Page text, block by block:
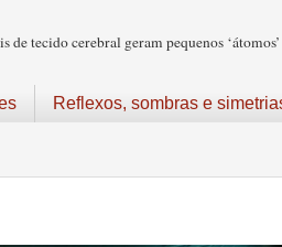
de tecido cerebral geram pequenos
Reflexos, sombras e